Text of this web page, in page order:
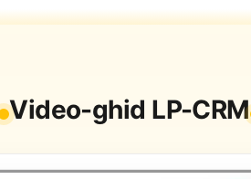
Video-ghid LP-CRM